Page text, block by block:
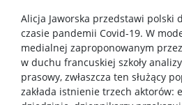
Alicja Jaworska przedstawi polski
czasie pandemii Covid-19. W
medialnej zaproponowanym
w duchu francuskiej szkoły
prasowy, zwłaszcza ten służący
zakłada istnienie trzech aktorów: